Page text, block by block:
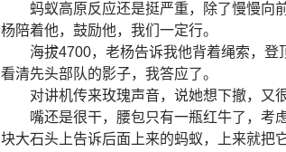
蚂蚁高原反应还是挺严重，除了慢慢向
杨陪着他，鼓励他，我们一定行。
海拔4700，老杨告诉我他背着绳索，
看清先头部队的影子，我答应了。
对讲机传来玫瑰声音，说她想下撤，又
嘴还是很干，腰包只有一瓶红牛了，考
块大石头上告诉后面上来的蚂蚁，上来就把